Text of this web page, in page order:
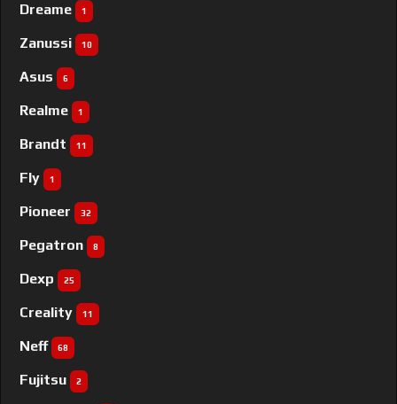
Dreame 1
Zanussi 10
Asus 6
Realme 1
Brandt 11
Fly 1
Pioneer 32
Pegatron 8
Dexp 25
Creality 11
Neff 68
Fujitsu 2